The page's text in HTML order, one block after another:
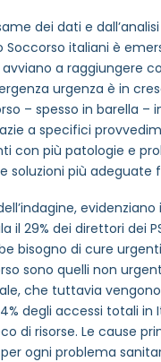
dei dati e
Soccorso italiani è
a raggiungere
urgenza è in
– spesso in barella
a specifici
con più patologie e
soluzioni più adeguate
il 29% dei direttori dei
bisogno di cure
sono quelli non
che tuttavia
degli accessi totali
di risorse. Le cause
ogni problema